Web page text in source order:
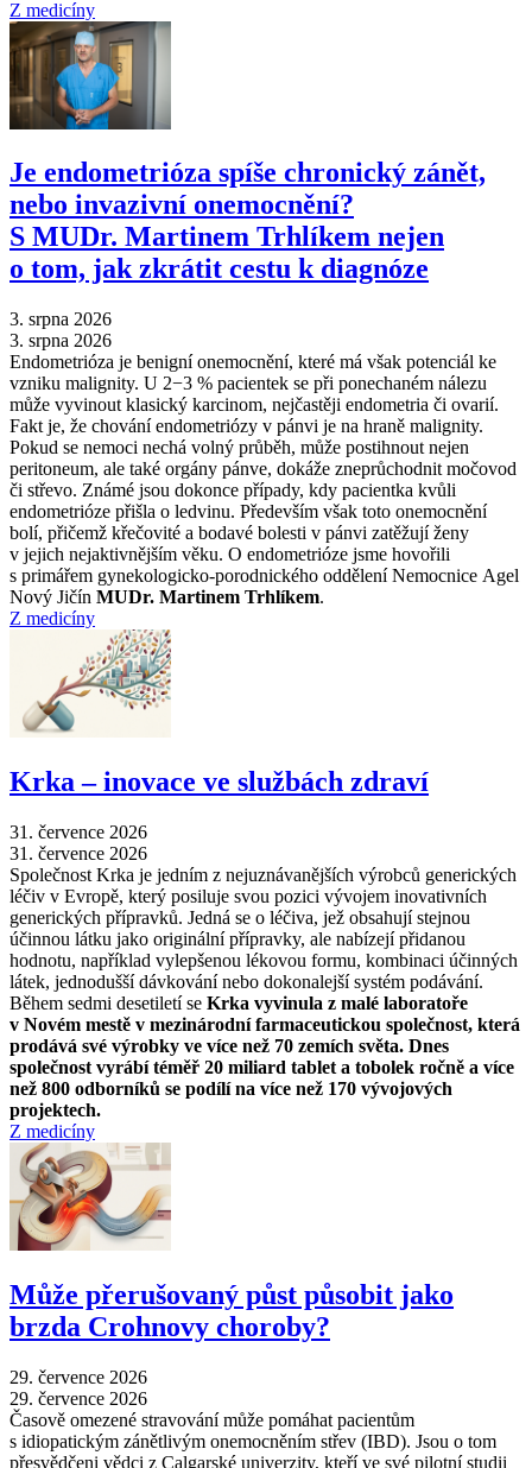
Z medicíny
Je endometrióza spíše chronický zánět,
nebo invazivní onemocnění?
S MUDr. Martinem Trhlíkem nejen
o tom, jak zkrátit cestu k diagnóze
3. srpna 2026
3. srpna 2026
Endometrióza je benigní onemocnění, které má však potenciál ke
vzniku malignity. U 2−3 % pacientek se při ponechaném nálezu
může vyvinout klasický karcinom, nejčastěji endometria či ovarií.
Fakt je, že chování endometriózy v pánvi je na hraně malignity.
Pokud se nemoci nechá volný průběh, může postihnout nejen
peritoneum, ale také orgány pánve, dokáže zneprůchodnit močovod
či střevo. Známé jsou dokonce případy, kdy pacientka kvůli
endometrióze přišla o ledvinu. Především však toto onemocnění
bolí, přičemž křečovité a bodavé bolesti v pánvi zatěžují ženy
v jejich nejaktivnějším věku. O endometrióze jsme hovořili
s primářem gynekologicko-porodnického oddělení Nemocnice Agel
Nový Jičín MUDr. Martinem Trhlíkem.
Z medicíny
Krka –⁠ inovace ve službách zdraví
31. července 2026
31. července 2026
Společnost Krka je jedním z nejuznávanějších výrobců generických
léčiv v Evropě, který posiluje svou pozici vývojem inovativních
generických přípravků. Jedná se o léčiva, jež obsahují stejnou
účinnou látku jako originální přípravky, ale nabízejí přidanou
hodnotu, například vylepšenou lékovou formu, kombinaci účinných
látek, jednodušší dávkování nebo dokonalejší systém podávání.
Během sedmi desetiletí se Krka vyvinula z malé laboratoře
v Novém mestě v mezinárodní farmaceutickou společnost, která
prodává své výrobky ve více než 70 zemích světa. Dnes
společnost vyrábí téměř 20 miliard tablet a tobolek ročně a více
než 800 odborníků se podílí na více než 170 vývojových
projektech.
Z medicíny
Může přerušovaný půst působit jako
brzda Crohnovy choroby?
29. července 2026
29. července 2026
Časově omezené stravování může pomáhat pacientům
s idiopatickým zánětlivým onemocněním střev (IBD). Jsou o tom
přesvědčeni vědci z Calgarské univerzity, kteří ve své pilotní studii